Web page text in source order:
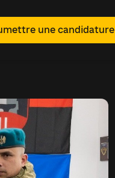
une candidature